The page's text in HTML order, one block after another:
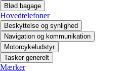
Blød bagage
Hovedtelefoner
Beskyttelse og synlighed
Navigation og kommunikation
Motorcykeludstyr
Tasker generelt
Mærker